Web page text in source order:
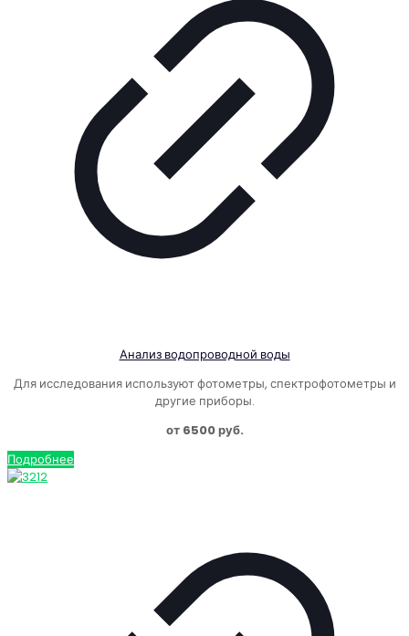
Анализ водопроводной воды
Для исследования используют фотометры, спектрофотометры и
другие приборы.
от 6500 руб.
Подробнее